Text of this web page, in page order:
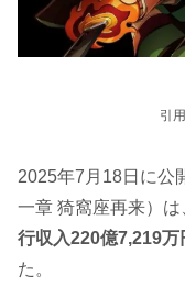
引
2025年7月18日に公
一章 猗窩座再来）は
行収入220億7,219万
た。